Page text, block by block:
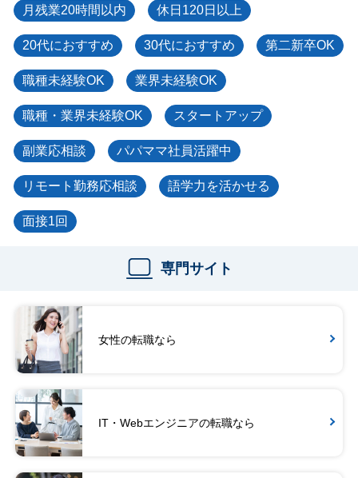
月残業20時間以内 休日120日以上
20代におすすめ 30代におすすめ 第二新卒OK
職種未経験OK 業界未経験OK
職種・業界未経験OK スタートアップ
副業応相談 パパママ社員活躍中
リモート勤務応相談 語学力を活かせる
面接1回
専門サイト
女性の転職なら
IT・Webエンジニアの転職なら